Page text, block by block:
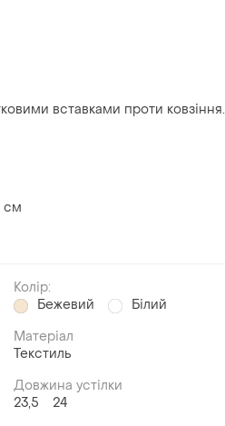
вставками проти ковзіння.
см
Колір:
Бежевий
Білий
Матеріал
Текстиль
Довжина устілки
23,5
24